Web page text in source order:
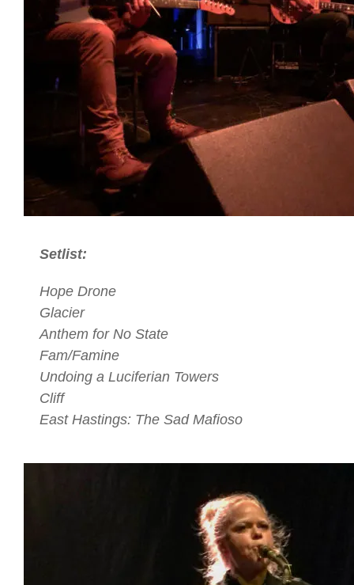
Setlist:
Hope Drone
Glacier
Anthem for No State
Fam/Famine
Undoing a Luciferian Towers
Cliff
East Hastings: The Sad Mafioso